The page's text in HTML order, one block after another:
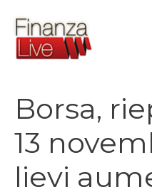
contenuto
Borsa,
13
lievi